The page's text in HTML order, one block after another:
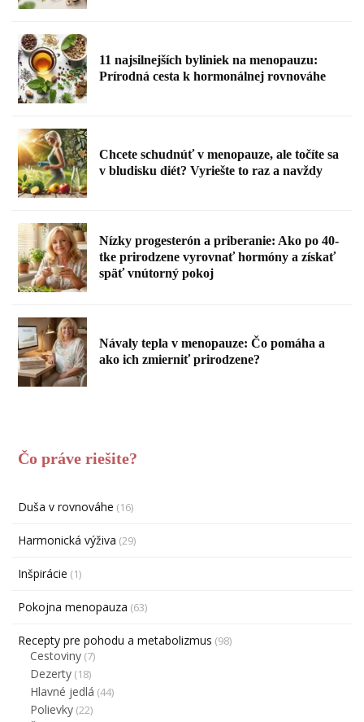
11 najsilnejších byliniek na menopauzu:
Prírodná cesta k hormonálnej rovnováhe
Chcete schudnúť v menopauze, ale točíte sa
v bludisku diét? Vyriešte to raz a navždy
Nízky progesterón a priberanie: Ako po 40-
tke prirodzene vyrovnať hormóny a získať
späť vnútorný pokoj
Návaly tepla v menopauze: Čo pomáha a
ako ich zmierniť prirodzene?
Čo práve riešite?
Duša v rovnováhe (16)
Harmonická výživa (29)
Inšpirácie (1)
Pokojna menopauza (63)
Recepty pre pohodu a metabolizmus (98)
Cestoviny (7)
Dezerty (18)
Hlavné jedlá (44)
Polievky (22)